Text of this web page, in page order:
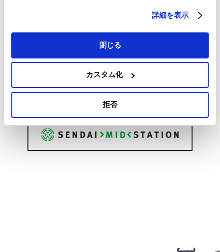
詳細を表示
閉じる
カスタム化
拒否